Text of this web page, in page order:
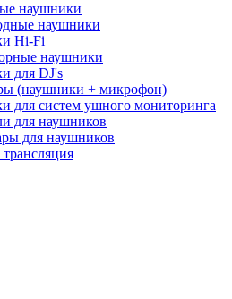
наушники
наушники
Hi-Fi
наушники
для DJ's
(наушники + микрофон)
для систем ушного мониторинга
для наушников
для наушников